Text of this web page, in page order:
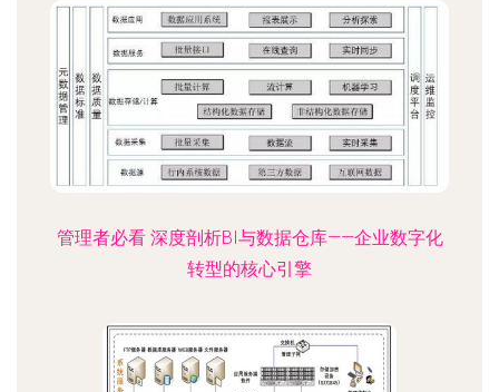
管理者必看 深度剖析BI与数据仓库——企业数字化
转型的核心引擎